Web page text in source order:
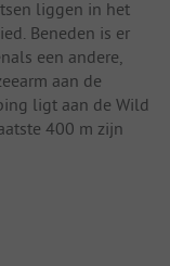
liggen in het
Beneden is er
een andere,
aan de
ligt aan de Wild
400 m zijn